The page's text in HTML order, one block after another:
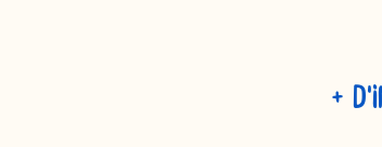
+